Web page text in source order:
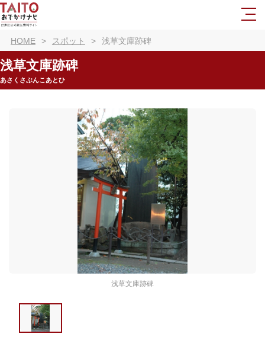
HOME スポット 浅草文庫跡碑
浅草文庫跡碑
あさくさぶんこあとひ
浅草文庫跡碑